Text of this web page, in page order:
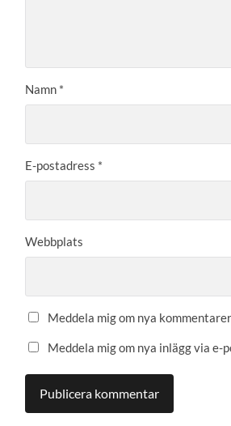
Namn *
E-postadress *
Webbplats
Meddela mig om nya
Meddela mig om nya inlägg via e-